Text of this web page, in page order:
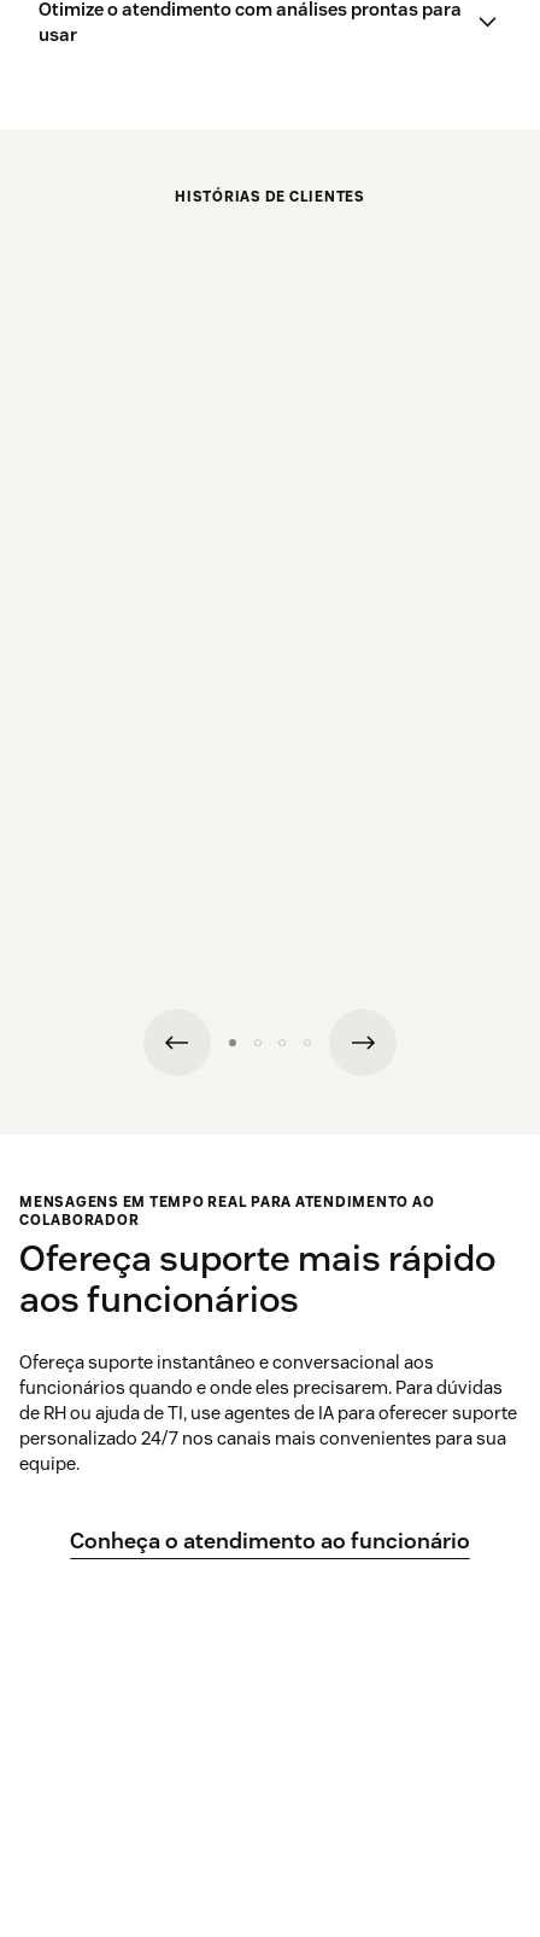
Otimize o atendimento com análises prontas para
usar
HISTÓRIAS DE CLIENTES
MENSAGENS EM TEMPO REAL PARA ATENDIMENTO AO
COLABORADOR
Ofereça suporte mais rápido
aos funcionários
Ofereça suporte instantâneo e conversacional aos
funcionários quando e onde eles precisarem. Para dúvidas
de RH ou ajuda de TI, use agentes de IA para oferecer suporte
personalizado 24/7 nos canais mais convenientes para sua
equipe.
Conheça o atendimento ao funcionário